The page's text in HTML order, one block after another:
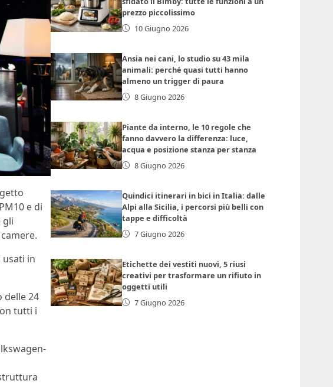
e di
gli
usati in
delle 24
tutti i
prezzo piccolissimo
10 Giugno 2026
Ansia nei cani, lo studio su 43 mila
animali: perché quasi tutti hanno
almeno un trigger di paura
8 Giugno 2026
Piante da interno, le 10 regole che
fanno davvero la differenza: luce,
acqua e posizione stanza per stanza
8 Giugno 2026
Quindici itinerari in bici in Italia: dalle
Alpi alla Sicilia, i percorsi più belli con
tappe e difficoltà
7 Giugno 2026
Etichette dei vestiti nuovi, 5 riusi
creativi per trasformare un rifiuto in
oggetti utili
7 Giugno 2026